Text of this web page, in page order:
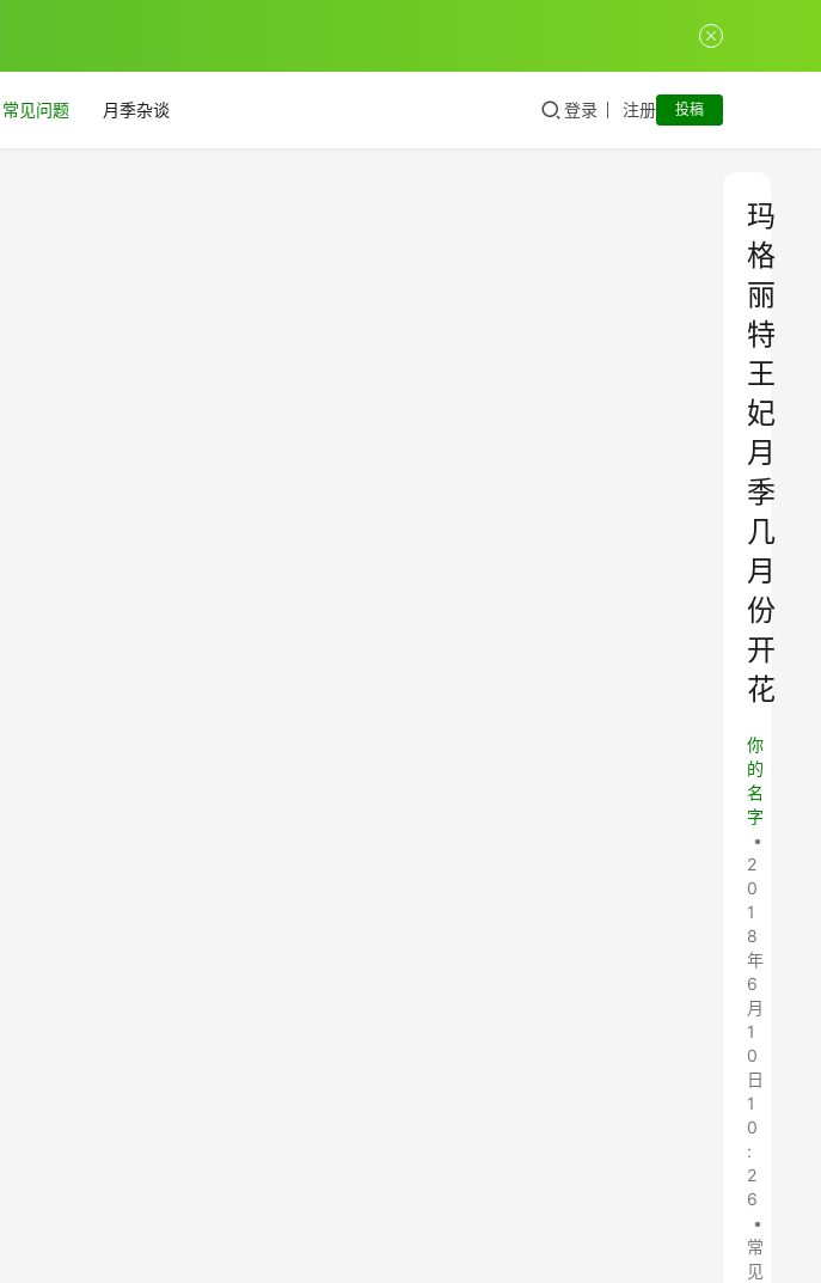
常见问题 月季杂谈 登录 注册 投稿
玛
格
丽
特
王
妃
月
季
几
月
份
开
花
你
的
名
字
•
2
0
1
8
年
6
月
1
0
日
1
0
:
2
6
•
常
见